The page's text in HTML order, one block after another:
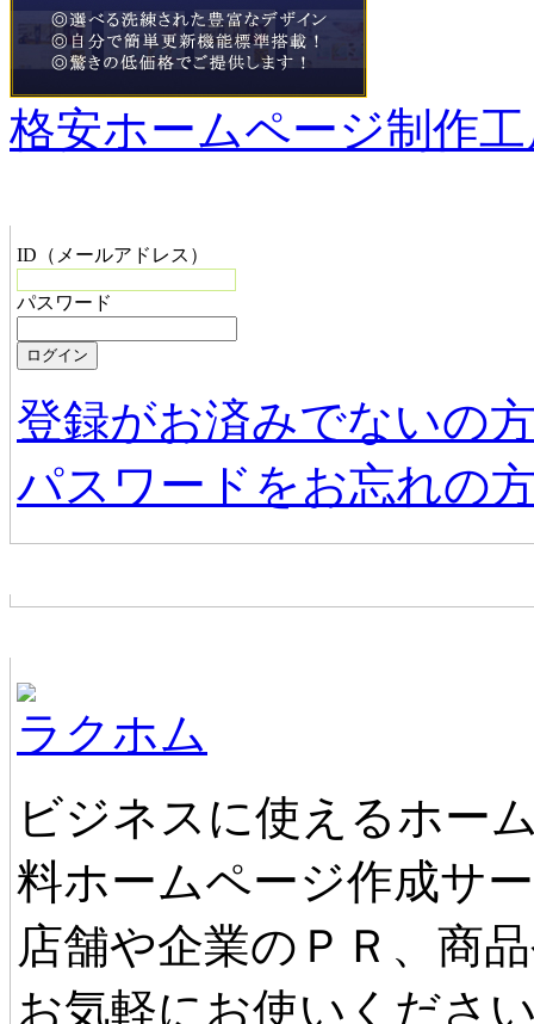
格安ホームページ制作
ID（メールアドレス）
パスワード
登録がお済みでないの
パスワードをお忘れの
ラクホム
ビジネスに使えるホー
料ホームページ作成サ
店舗や企業のＰＲ、商
お気軽にお使いくださ